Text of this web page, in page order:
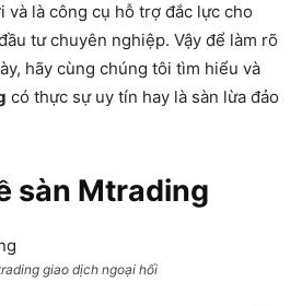
và là công cụ hỗ trợ đắc lực cho
tư chuyên nghiệp. Vậy để làm rõ
hãy cùng chúng tôi tìm hiểu và
có thực sự uy tín hay là sàn lừa đảo
sàn Mtrading
giao dịch ngoại hối